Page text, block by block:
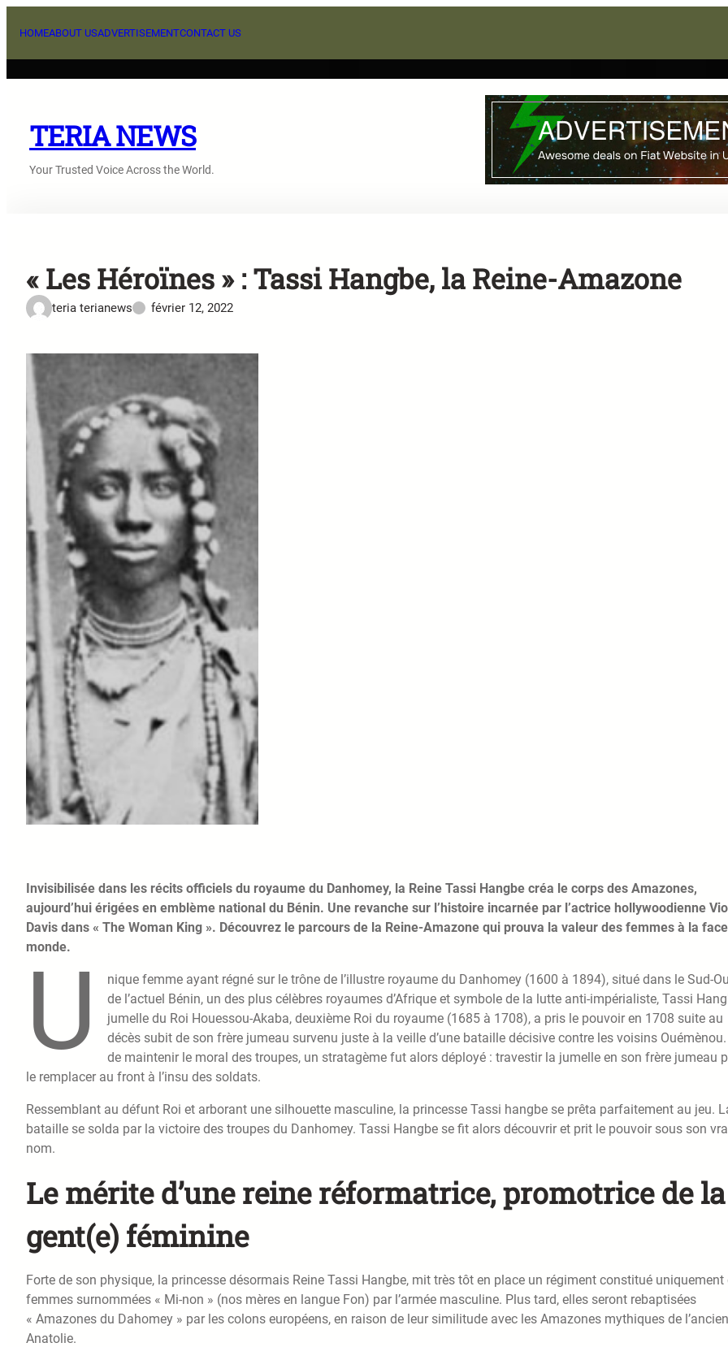
HOMEABOUT USADVERTISEMENTCONTACT US
TERIA NEWS
Your Trusted Voice Across the World.
« Les Héroïnes » : Tassi Hangbe, la Reine-Amazone
teria terianews février 12, 2022
Invisibilisée dans les récits officiels du royaume du Danhomey, la Reine Tassi Hangbe créa le corps des Amazones,
aujourd’hui érigées en emblème national du Bénin. Une revanche sur l’histoire incarnée par l’actrice hollywoodienne
Davis dans « The Woman King ». Découvrez le parcours de la Reine-Amazone qui prouva la valeur des femmes à la
monde.
U
nique femme ayant régné sur le trône de l’illustre royaume du Danhomey (1600 à 1894), situé dans le Sud-
de l’actuel Bénin, un des plus célèbres royaumes d’Afrique et symbole de la lutte anti-impérialiste, Tassi
jumelle du Roi Houessou-Akaba, deuxième Roi du royaume (1685 à 1708), a pris le pouvoir en 1708 suite au
décès subit de son frère jumeau survenu juste à la veille d’une bataille décisive contre les voisins
de maintenir le moral des troupes, un stratagème fut alors déployé : travestir la jumelle en son frère jumeau
le remplacer au front à l’insu des soldats.
Ressemblant au défunt Roi et arborant une silhouette masculine, la princesse Tassi hangbe se prêta parfaitement au jeu.
bataille se solda par la victoire des troupes du Danhomey. Tassi Hangbe se fit alors découvrir et prit le pouvoir sous son
nom.
Le mérite d’une reine réformatrice, promotrice de la
gent(e) féminine
Forte de son physique, la princesse désormais Reine Tassi Hangbe, mit très tôt en place un régiment constitué uniquement
femmes surnommées « Mi-non » (nos mères en langue Fon) par l’armée masculine. Plus tard, elles seront rebaptisées
« Amazones du Dahomey » par les colons européens, en raison de leur similitude avec les Amazones mythiques de
Anatolie.